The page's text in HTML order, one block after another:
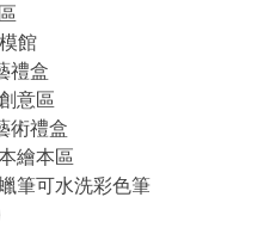
館
禮盒
意區
術禮盒
繪本區
筆可水洗彩色筆